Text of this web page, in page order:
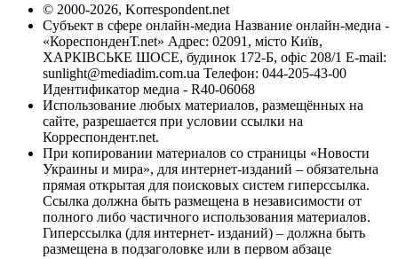
© 2000-2026, Korrespondent.net
Субъект в сфере онлайн-медиа Название онлайн-медиа -
«КореспонденТ.net» Адрес: 02091, місто Київ,
ХАРКІВСЬКЕ ШОСЕ, будинок 172-Б, офіс 208/1 E-mail:
sunlight@mediadim.com.ua Телефон: 044-205-43-00
Идентификатор медиа - R40-06068
Использование любых материалов, размещённых на
сайте, разрешается при условии ссылки на
Корреспондент.net.
При копировании материалов со страницы «Новости
Украины и мира», для интернет-изданий – обязательна
прямая открытая для поисковых систем гиперссылка.
Ссылка должна быть размещена в независимости от
полного либо частичного использования материалов.
Гиперссылка (для интернет- изданий) – должна быть
размещена в подзаголовке или в первом абзаце